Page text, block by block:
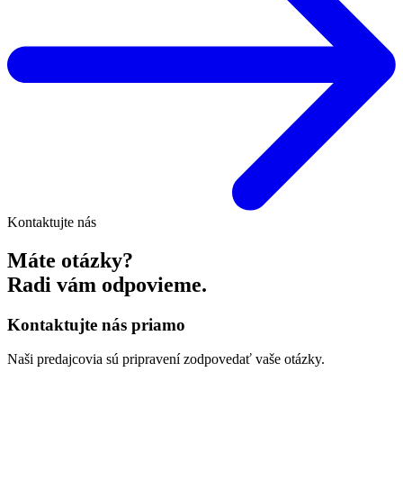
Kontaktujte nás
Máte otázky?
Radi vám odpovieme.
Kontaktujte nás priamo
Naši predajcovia sú pripravení zodpovedať vaše otázky.